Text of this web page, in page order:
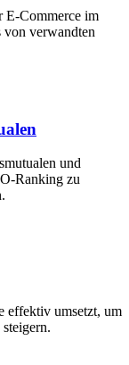
E-Commerce im
verwandten
und
Ranking zu
effektiv umsetzt, um